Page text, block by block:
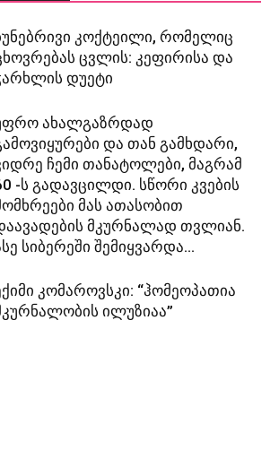
კოქტეილი, რომელიც
ცვლის: კეფირისა და
დუეტი
ახალგაზრდად
და თან გამხდარი,
ჩემი თანატოლები, მაგრამ
-ს გადავცილდი. სწორი კვების
მას ათასობით
მკურნალად თვლიან.
სიბერეში შემიყვარდა...
კომაროვსკი: “ჰომეოპათია
ილუზიაა”